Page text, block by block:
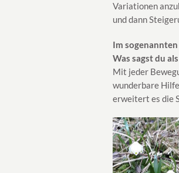
Variationen
und dann
Im sogenannten
Was sagst du
Mit jeder
wunderbare
erweitert es die